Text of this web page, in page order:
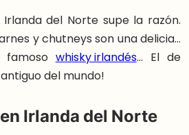
del Norte supe la razón.
y chutneys son una delicia…
whisky irlandés… El de
antiguo del mundo!
Irlanda del Norte